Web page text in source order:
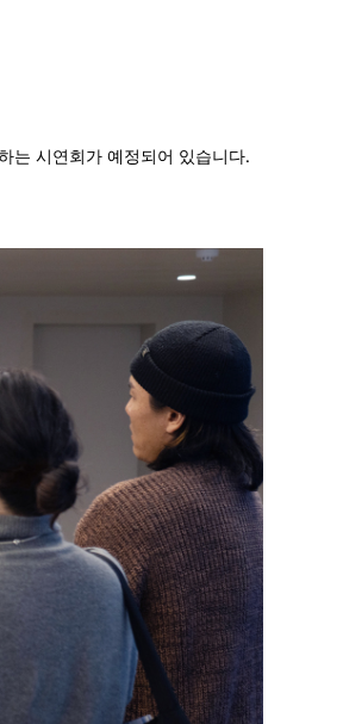
는 시연회가 예정되어 있습니다.